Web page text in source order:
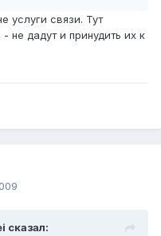
услуги связи. Тут
не дадут и принудить их к
сказал: